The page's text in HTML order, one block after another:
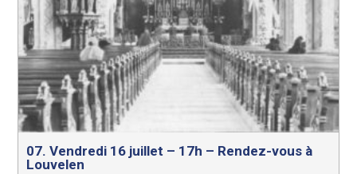
07. Vendredi 16 juillet – 17h – Rendez-vous à
Louvelen